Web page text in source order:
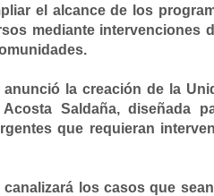
el alcance de los
mediante intervenciones
anunció la creación de la
Saldaña, diseñada
que requieran
los casos que